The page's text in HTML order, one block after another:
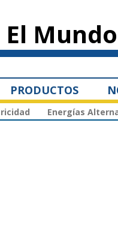
principal
El
PRODUCTOS
Energías